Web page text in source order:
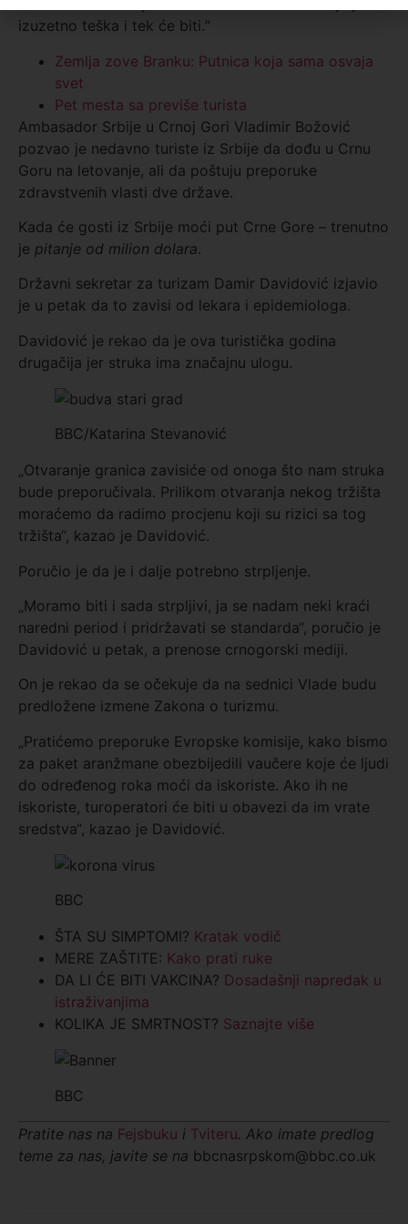
izuzetno teška i tek će biti.“
Zemlja zove Branku: Putnica koja sama osvaja
svet
Pet mesta sa previše turista
Ambasador Srbije u Crnoj Gori Vladimir Božović
pozvao je nedavno turiste iz Srbije da dođu u Crnu
Goru na letovanje, ali da poštuju preporuke
zdravstvenih vlasti dve države.
Kada će gosti iz Srbije moći put Crne Gore – trenutno
je pitanje od milion dolara.
Državni sekretar za turizam Damir Davidović izjavio
je u petak da to zavisi od lekara i epidemiologa.
Davidović je rekao da je ova turistička godina
drugačija jer struka ima značajnu ulogu.
BBC/Katarina Stevanović
„Otvaranje granica zavisiće od onoga što nam struka
bude preporučivala. Prilikom otvaranja nekog tržišta
moraćemo da radimo procjenu koji su rizici sa tog
tržišta“, kazao je Davidović.
Poručio je da je i dalje potrebno strpljenje.
„Moramo biti i sada strpljivi, ja se nadam neki kraći
naredni period i pridržavati se standarda“, poručio je
Davidović u petak, a prenose crnogorski mediji.
On je rekao da se očekuje da na sednici Vlade budu
predložene izmene Zakona o turizmu.
„Pratićemo preporuke Evropske komisije, kako bismo
za paket aranžmane obezbijedili vaučere koje će ljudi
do određenog roka moći da iskoriste. Ako ih ne
iskoriste, turoperatori će biti u obavezi da im vrate
sredstva“, kazao je Davidović.
BBC
ŠTA SU SIMPTOMI? Kratak vodič
MERE ZAŠTITE: Kako prati ruke
DA LI ĆE BITI VAKCINA? Dosadašnji napredak u
istraživanjima
KOLIKA JE SMRTNOST? Saznajte više
BBC
Pratite nas na Fejsbuku i Tviteru. Ako imate predlog
teme za nas, javite se na bbcnasrpskom@bbc.co.uk